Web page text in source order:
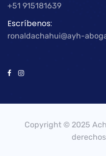
+51 915181639
Escríbenos:
ronaldachahui@ayh-
Copyright © 2025